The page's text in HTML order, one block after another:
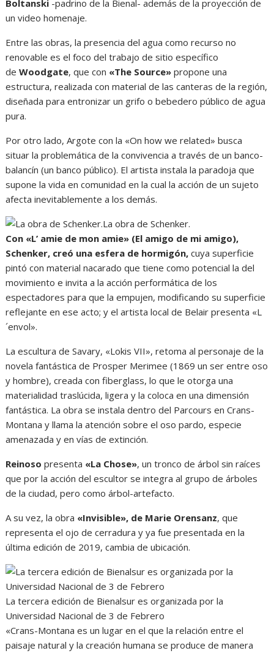
Boltanski -padrino de la Bienal- además de la proyección de
un video homenaje.
Entre las obras, la presencia del agua como recurso no
renovable es el foco del trabajo de sitio específico
deWoodgate, que con «The Source» propone una
estructura, realizada con material de las canteras de la región,
diseñada para entronizar un grifo o bebedero público de agua
pura.
Por otro lado, Argote con la «On how we related» busca
situar la problemática de la convivencia a través de un banco-
balancín (un banco público). El artista instala la paradoja que
supone la vida en comunidad en la cual la acción de un sujeto
afecta inevitablemente a los demás.
La obra de Schenker.
Con «L’ amie de mon amie» (El amigo de mi amigo),
Schenker, creó una esfera de hormigón, cuya superficie
pintó con material nacarado que tiene como potencial la del
movimiento e invita a la acción performática de los
espectadores para que la empujen, modificando su superficie
reflejante en ese acto; y el artista local de Belair presenta «L
´envol».
La escultura de Savary, «Lokis VII», retoma al personaje de la
novela fantástica de Prosper Merimee (1869 un ser entre oso
y hombre), creada con fiberglass, lo que le otorga una
materialidad traslúcida, ligera y la coloca en una dimensión
fantástica. La obra se instala dentro del Parcours en Crans-
Montana y llama la atención sobre el oso pardo, especie
amenazada y en vías de extinción.
Reinoso presenta «La Chose», un tronco de árbol sin raíces
que por la acción del escultor se integra al grupo de árboles
de la ciudad, pero como árbol-artefacto.
A su vez, la obra «Invisible», de Marie Orensanz, que
representa el ojo de cerradura y ya fue presentada en la
última edición de 2019, cambia de ubicación.
La tercera edición de Bienalsur es organizada por la
Universidad Nacional de 3 de Febrero
«Crans-Montana es un lugar en el que la relación entre el
paisaje natural y la creación humana se produce de manera